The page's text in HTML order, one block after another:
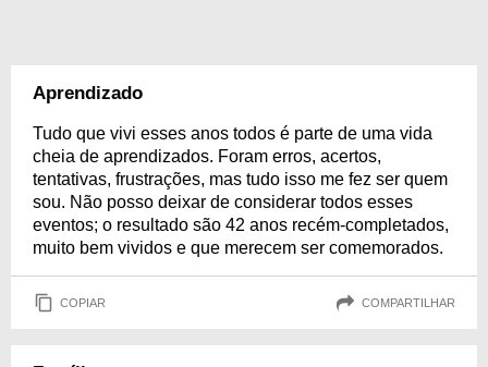
Aprendizado
Tudo que vivi esses anos todos é parte de uma vida
cheia de aprendizados. Foram erros, acertos,
tentativas, frustrações, mas tudo isso me fez ser quem
sou. Não posso deixar de considerar todos esses
eventos; o resultado são 42 anos recém-completados,
muito bem vividos e que merecem ser comemorados.
COPIAR COMPARTILHAR